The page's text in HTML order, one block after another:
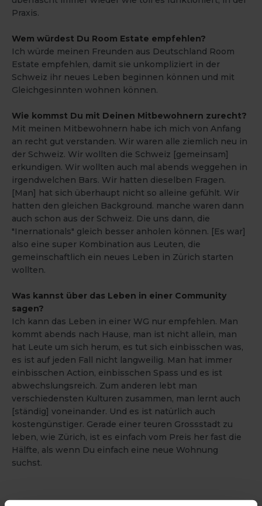
Praxis.
Wem würdest Du Room Estate empfehlen?
Ich würde meinen Freunden aus Deutschland Room
Estate empfehlen, damit sie unkompliziert in der
Schweiz ihr neues Leben beginnen können und mit
Gleichgesinnten wohnen können.
Wie kommst Du mit Deinen Mitbewohnern zurecht?
Mit meinen Mitbewohnern habe ich mich von Anfang
an recht gut verstanden. Wir waren alle ziemlich neu in
der Schweiz. Wir wollten die Schweiz [gemeinsam]
erkundigen. Wir wollten auch mal abends weggehen in
irgendwelchen Bars. Wir hatten dieselben Fragen.
[Man] hat sich überhaupt nicht so alleine gefühlt. Wir
hatten den gleichen Background. manche waren dann
auch schon aus der Schweiz. Die uns dann, die
"Inernationals" gleich besser anholen können. [Es war]
also eine super Kombination aus Leuten, die
gemeinschaftlich ein neues Leben in Zürich starten
wollten.
Was kannst über das Leben in einer Community
sagen?
Ich kann das Leben in einer WG nur empfehlen. Man
kommt abends nach Hause, man ist nicht allein, man
hat Leute um sich herum, es tut sich einbisschen was,
es ist auf jeden Fall nicht langweilig. Man hat immer
einbisschen Action, einbisschen Spass und es ist
abwechslungsreich. Zum anderen lebt man
verschiedensten Kulturen zusammen, man lernt auch
[ständig] voneinander. Und es ist natürlich auch
kostengünstiger. Gerade einer teuren Grossstadt zu
leben, wie Zürich, ist es einfach vom Preis her fast die
Hälfte, als wenn Du einfach eine neue Wohnung
suchst.